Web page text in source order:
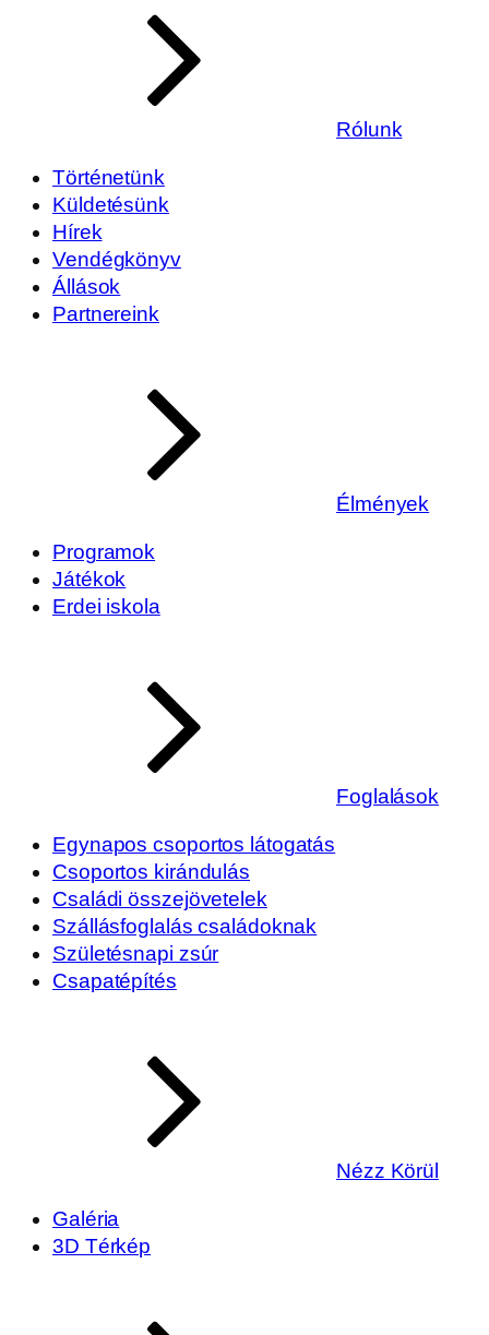
Rólunk
Történetünk
Küldetésünk
Hírek
Vendégkönyv
Állások
Partnereink
Élmények
Programok
Játékok
Erdei iskola
Foglalások
Egynapos csoportos látogatás
Csoportos kirándulás
Családi összejövetelek
Szállásfoglalás családoknak
Születésnapi zsúr
Csapatépítés
Nézz Körül
Galéria
3D Térkép